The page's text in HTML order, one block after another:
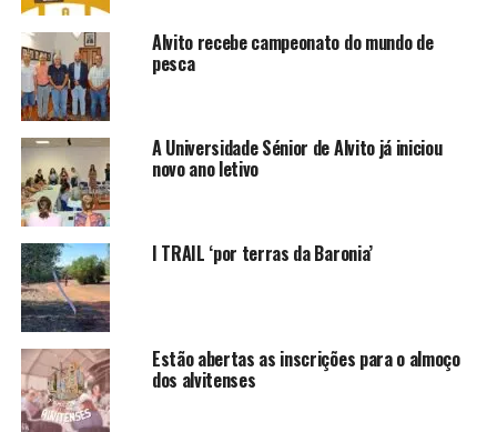
Alvito recebe campeonato do mundo de
pesca
A Universidade Sénior de Alvito já iniciou
novo ano letivo
I TRAIL ‘por terras da Baronia’
Estão abertas as inscrições para o almoço
dos alvitenses